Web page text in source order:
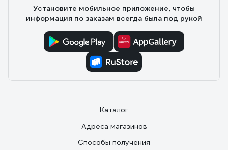
Установите мобильное приложение, чтобы
информация по заказам всегда была под рукой
Каталог
Адреса магазинов
Способы получения